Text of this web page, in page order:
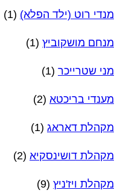
מנדי רוט (ילד הפלא) (1)
מנחם מושקוביץ (1)
מני שטרייכר (1)
מענדי בריכטא (2)
מקהלת דאראג (1)
מקהלת דושינסקיא (2)
מקהלת ויז'ניץ (9)